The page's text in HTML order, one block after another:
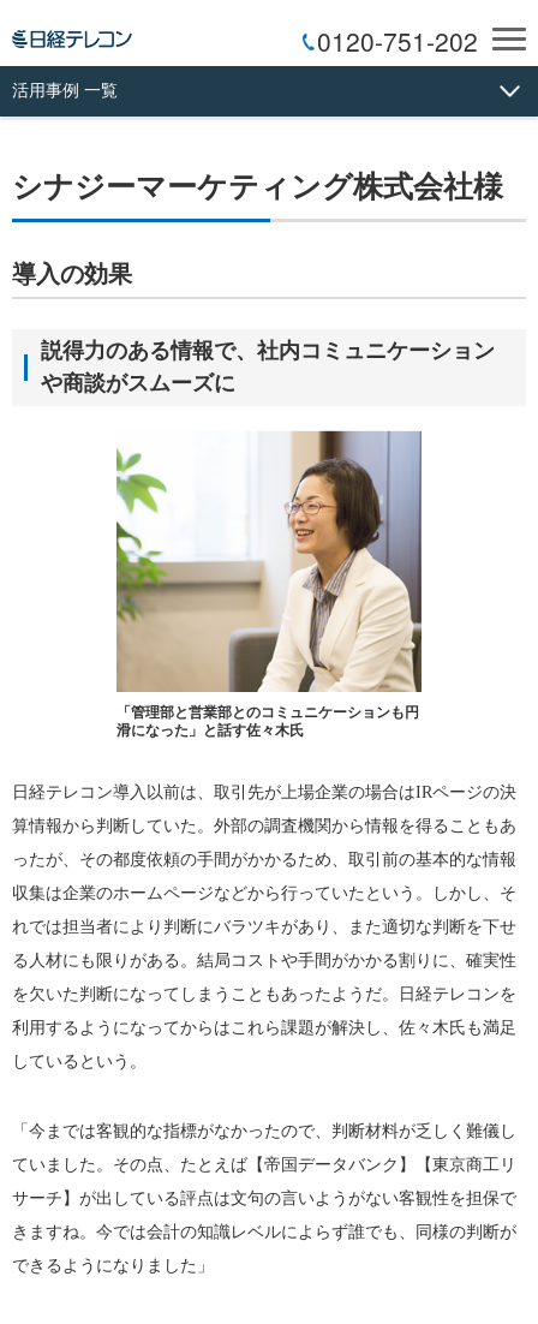
0120-751-202
活用事例 一覧
シナジーマーケティング株式会社様
導入の効果
説得力のある情報で、社内コミュニケーション
や商談がスムーズに
「管理部と営業部とのコミュニケーションも円
滑になった」と話す佐々木氏
日経テレコン導入以前は、取引先が上場企業の場合はIRページの決
算情報から判断していた。外部の調査機関から情報を得ることもあ
ったが、その都度依頼の手間がかかるため、取引前の基本的な情報
収集は企業のホームページなどから行っていたという。しかし、そ
れでは担当者により判断にバラツキがあり、また適切な判断を下せ
る人材にも限りがある。結局コストや手間がかかる割りに、確実性
を欠いた判断になってしまうこともあったようだ。日経テレコンを
利用するようになってからはこれら課題が解決し、佐々木氏も満足
しているという。
「今までは客観的な指標がなかったので、判断材料が乏しく難儀し
ていました。その点、たとえば【帝国データバンク】【東京商工リ
サーチ】が出している評点は文句の言いようがない客観性を担保で
きますね。今では会計の知識レベルによらず誰でも、同様の判断が
できるようになりました」